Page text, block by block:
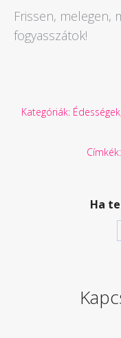
Frissen, melegen,
fogyasszátok!
Kategóriák: Édességek,
Címkék:
Ha